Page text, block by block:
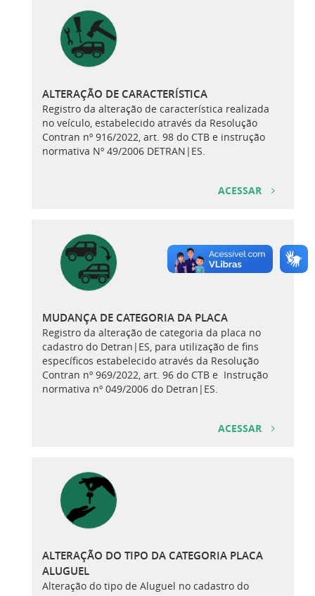
ALTERAÇÃO DE CARACTERÍSTICA
Registro da alteração de característica realizada
no veículo, estabelecido através da Resolução
Contran nº 916/2022, art. 98 do CTB e instrução
normativa Nº 49/2006 DETRAN|ES.
ACESSAR
MUDANÇA DE CATEGORIA DA PLACA
Registro da alteração de categoria da placa no
cadastro do Detran|ES, para utilização de fins
específicos estabelecido através da Resolução
Contran nº 969/2022, art. 96 do CTB e Instrução
normativa nº 049/2006 do Detran|ES.
ACESSAR
ALTERAÇÃO DO TIPO DA CATEGORIA PLACA
ALUGUEL
Alteração do tipo de Aluguel no cadastro do